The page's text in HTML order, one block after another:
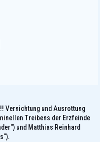
Vernichtung und Ausrottung
Treibens der Erzfeinde
und Matthias Reinhard